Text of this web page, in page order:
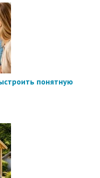
понятную